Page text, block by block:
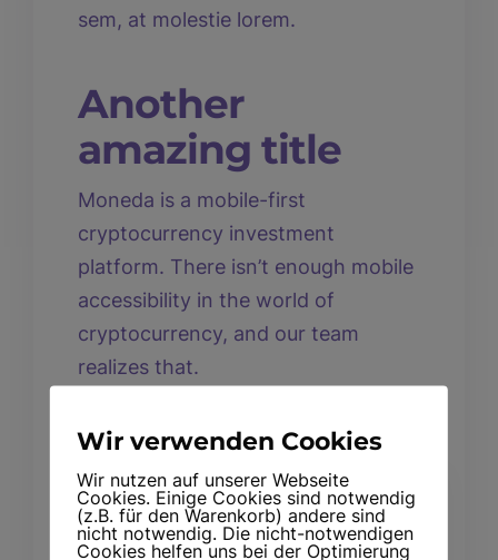
sem, at molestie lorem.
Another
amazing title
Moneda is a mobile-first
cryptocurrency investment
platform. There isn’t enough mobile
accessibility in the world of
cryptocurrency, and our team
realizes that.
Wir verwenden Cookies
Wir nutzen auf unserer Webseite
Cookies. Einige Cookies sind notwendig
(z.B. für den Warenkorb) andere sind
nicht notwendig. Die nicht-notwendigen
Cookies helfen uns bei der Optimierung